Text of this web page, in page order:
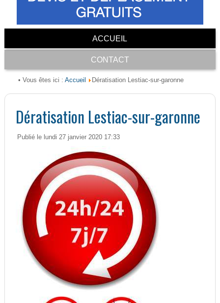
ACCUEIL
CONTACT
• Vous êtes ici : Accueil Dératisation Lestiac-sur-garonne
Dératisation Lestiac-sur-garonne
Publié le lundi 27 janvier 2020 17:33